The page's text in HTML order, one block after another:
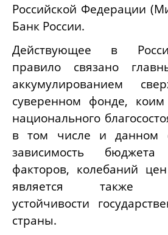
Российской Федерации
Банк России.
Действующее в
правило связано
аккумулированием
суверенном фонде,
национального
в том числе и данном
зависимость
факторов, колебаний
является также
устойчивости
страны.